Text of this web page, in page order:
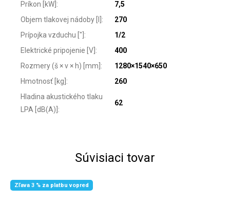
Príkon [kW] :
7,5
Objem tlakovej nádoby [l] :
270
Prípojka vzduchu ["] :
1/2
Elektrické pripojenie [V] :
400
Rozmery (š × v × h) [mm] :
1280×1540×650
Hmotnosť [kg] :
260
Hladina akustického tlaku
LPA [dB(A)] :
62
Súvisiaci tovar
Zľava 3 % za platbu vopred